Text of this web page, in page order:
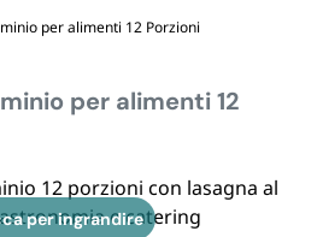
PER ESTERNO
per alimenti 12 Porzioni
per alimenti 12